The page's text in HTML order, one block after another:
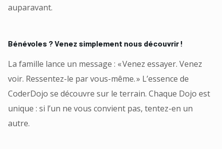
auparavant.
Bénévoles ? Venez simplement nous découvrir !
La famille lance un message : « Venez essayer. Venez
voir. Ressentez-le par vous-même. » L’essence de
CoderDojo se découvre sur le terrain. Chaque Dojo est
unique : si l’un ne vous convient pas, tentez-en un
autre.